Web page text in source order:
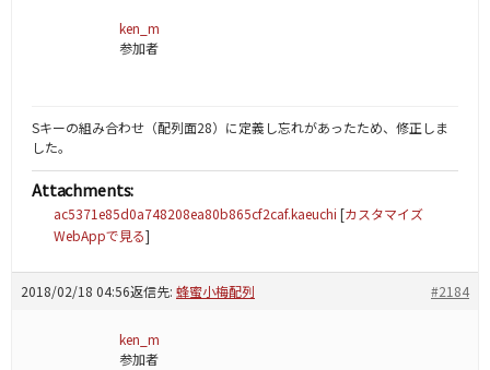
ken_m
参加者
Sキーの組み合わせ（配列面28）に定義し忘れがあったため、修正しま
した。
Attachments:
ac5371e85d0a748208ea80b865cf2caf.kaeuchi [カスタマイズ
WebAppで見る]
2018/02/18 04:56返信先: 蜂蜜小梅配列 #2184
ken_m
参加者